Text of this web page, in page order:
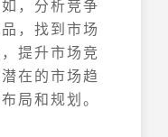
，分析竞争
，找到市场
提升市场竞
在的市场趋
局和规划。